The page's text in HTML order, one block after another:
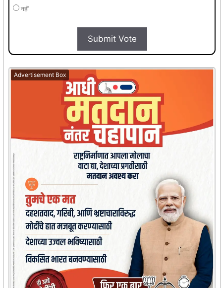
नहीं
Submit Vote
Advertisement Box